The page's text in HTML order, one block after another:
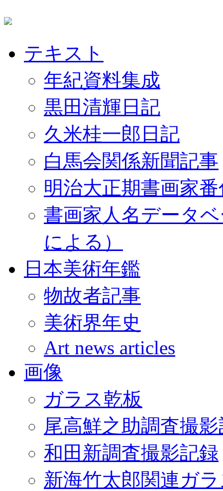
テキスト
年紀資料集成
黒田清輝日記
久米桂一郎日記
白馬会関係新聞記事
明治大正期書画家
書画家人名データ
による）
日本美術年鑑
物故者記事
美術界年史
Art news articles
画像
ガラス乾板
尾高鮮之助調査撮
和田新調査撮影記録
新海竹太郎関連ガ